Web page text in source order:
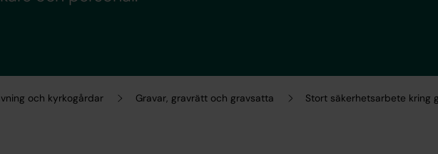
och kyrkogårdar Gravar, gravrätt och gravsatta Stort säkerhetsarbete kring